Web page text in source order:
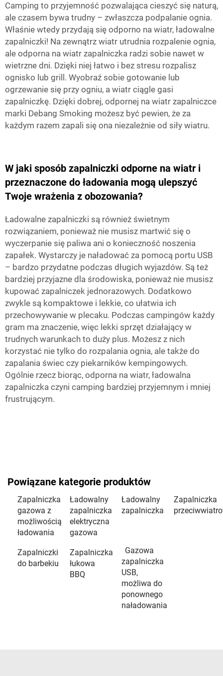
Camping to przyjemność pozwalająca cieszyć się naturą,
ale czasem bywa trudny – zwłaszcza podpalanie ognia.
Właśnie wtedy przydają się odporno na wiatr, ładowalne
zapalniczki! Na zewnątrz wiatr utrudnia rozpalenie ognia,
ale odporna na wiatr zapalniczka radzi sobie nawet w
wietrzne dni. Dzięki niej łatwo i bez stresu rozpalisz
ognisko lub grill. Wyobraź sobie gotowanie lub
ogrzewanie się przy ogniu, a wiatr ciągle gasi
zapalniczkę. Dzięki dobrej, odpornej na wiatr zapalniczce
marki Debang Smoking możesz być pewien, że za
każdym razem zapali się ona niezależnie od siły wiatru.
W jaki sposób zapalniczki odporne na wiatr i
przeznaczone do ładowania mogą ulepszyć
Twoje wrażenia z obozowania?
Ładowalne zapalniczki są również świetnym
rozwiązaniem, ponieważ nie musisz martwić się o
wyczerpanie się paliwa ani o konieczność noszenia
zapałek. Wystarczy je naładować za pomocą portu USB
– bardzo przydatne podczas długich wyjazdów. Są też
bardziej przyjazne dla środowiska, ponieważ nie musisz
kupować zapalniczek jednorazowych. Dodatkowo
zwykle są kompaktowe i lekkie, co ułatwia ich
przechowywanie w plecaku. Podczas campingów każdy
gram ma znaczenie, więc lekki sprzęt działający w
trudnych warunkach to duży plus. Możesz z nich
korzystać nie tylko do rozpalania ognia, ale także do
zapalania świec czy piekarników kempingowych.
Ogólnie rzecz biorąc, odporna na wiatr, ładowalna
zapalniczka czyni camping bardziej przyjemnym i mniej
frustrującym.
Powiązane kategorie produktów
Zapalniczka
gazowa z
możliwością
ładowania
Ładowalny
zapalniczka
elektryczna
gazowa
Ładowalny
zapalniczka
Zapalniczka
Zapalniczki
do barbekiu
Zapalniczka
łukowa
BBQ
Gazowa
zapalniczka
USB,
możliwa do
ponownego
naładowania